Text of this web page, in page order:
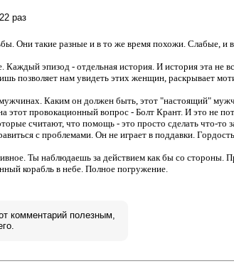
раз
Они такие разные и в то же время похожи. Слабые, и
эпизод - отдельная история. И история эта не
позволяет нам увидеть этих женщин, раскрывает
Каким он должен быть, этот "настоящий"
этот провокационный вопрос - Болт Крант. И это не
считают, что помощь - это просто сделать что-то
с проблемами. Он не играет в поддавки.
Ты наблюдаешь за действием как бы со стороны.
корабль в небе. Полное погружение.
комментарий полезным,